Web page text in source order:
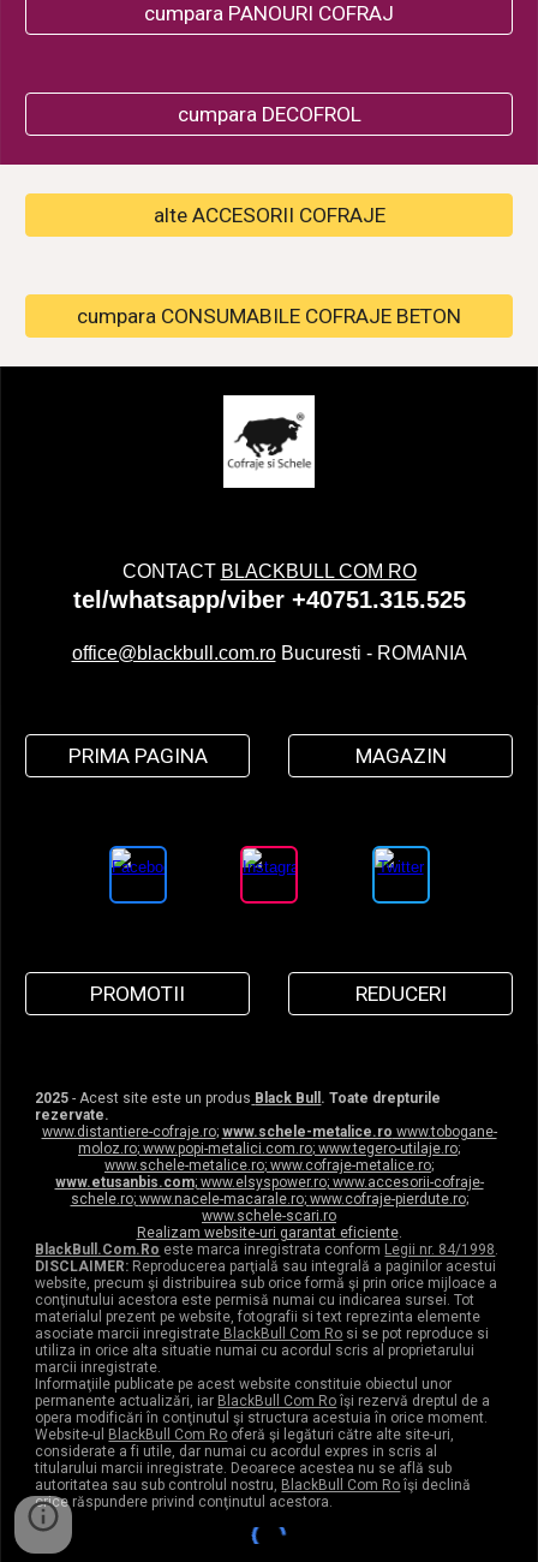
cumpara PANOURI COFRAJ
cumpara DECOFROL
alte ACCESORII COFRAJE
cumpara CONSUMABILE COFRAJE BETON
CONTACT BLACKBULL COM RO
tel/whatsapp/viber +40751.315.525
office@blackbull.com.roBucuresti - ROMANIA
PRIMA PAGINA MAGAZIN
PROMOTII REDUCERI
2025 - Acest site este un produs Black Bull . Toate drepturile
rezervate.
www.distantiere-cofraje.ro; www.schele-metalice.ro www.tobogane-
moloz.ro; www.popi-metalici.com.ro; www.tegero-utilaje.ro;
www.schele-metalice.ro; www.cofraje-metalice.ro;
www.etusanbis.com; www.elsyspower.ro;www.accesorii-cofraje-
schele.ro; www.nacele-macarale.ro; www.cofraje-pierdute.ro;
www.schele-scari.ro
Realizam website-uri garantat eficiente.
BlackBull.Com.Ro este marca inregistrata conform Legii nr. 84/1998.
DISCLAIMER: Reproducerea parţială sau integrală a paginilor acestui
website, precum şi distribuirea sub orice formă şi prin orice mijloace a
conţinutului acestora este permisă numai cu indicarea sursei. Tot
materialul prezent pe website, fotografii si text reprezinta elemente
asociate marcii inregistrate BlackBull Com Ro si se pot reproduce si
utiliza in orice alta situatie numai cu acordul scris al proprietarului
marcii inregistrate.
Informaţiile publicate pe acest website constituie obiectul unor
permanente actualizări, iar BlackBull Com Ro îşi rezervă dreptul de a
opera modificări în conţinutul şi structura acestuia în orice moment.
Website-ul
BlackBull Com Ro oferă şi legături către alte site-uri,
considerate a fi utile, dar numai cu acordul expres in scris al
titularului marcii inregistrate. Deoarece acestea nu se află sub
autoritatea sau sub controlul nostru, BlackBull Com Ro îşi declină
orice răspundere privind conţinutul acestora.